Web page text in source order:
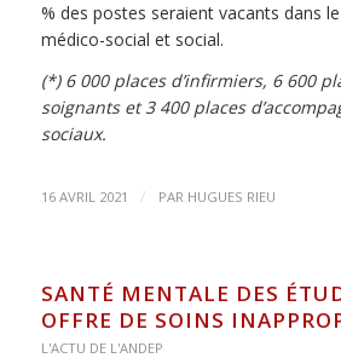
% des postes seraient vacants dans
médico-social et social.
(*) 6 000 places d’infirmiers, 6 600
soignants et 3 400 places
sociaux.
16 AVRIL 2021 / PAR HUGUES RIEU
SANTÉ MENTALE DES
OFFRE DE SOINS
L'ACTU DE L'ANDEP